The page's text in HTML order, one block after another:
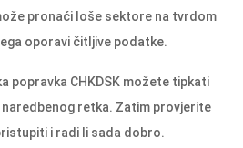
pronaći loše sektore na tvrdom
oporavi čitljive podatke.
popravka CHKDSK možete tipkati
retka. Zatim provjerite
i radi li sada dobro.